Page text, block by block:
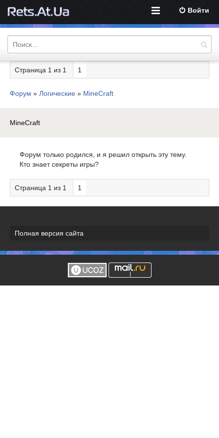
Войти
Страница 1 из 1 1
Форум » Логические » MineCraft
MineCraft
Форум только родился, и я решил открыть эту тему.
Кто знает секреты игры?
Страница 1 из 1 1
Полная версия сайта